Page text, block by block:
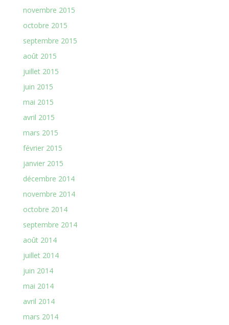
novembre 2015
octobre 2015
septembre 2015
août 2015
juillet 2015
juin 2015
mai 2015
avril 2015
mars 2015
février 2015
janvier 2015
décembre 2014
novembre 2014
octobre 2014
septembre 2014
août 2014
juillet 2014
juin 2014
mai 2014
avril 2014
mars 2014